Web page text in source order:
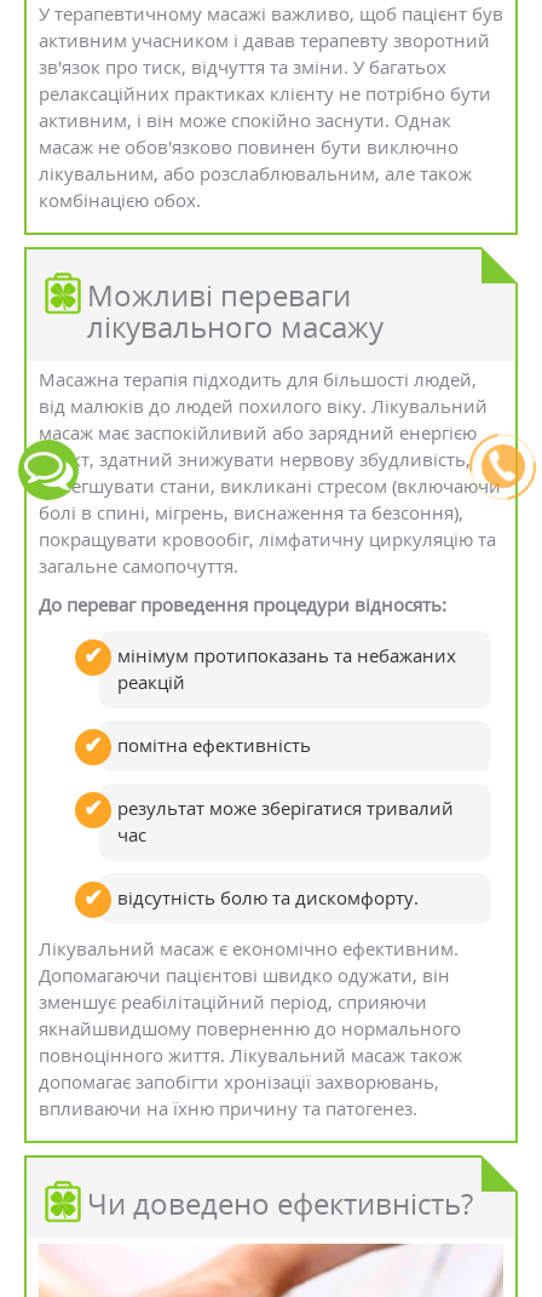
У терапевтичному масажі важливо, щоб пацієнт був
активним учасником і давав терапевту зворотний
зв'язок про тиск, відчуття та зміни. У багатьох
релаксаційних практиках клієнту не потрібно бути
активним, і він може спокійно заснути. Однак
масаж не обов'язково повинен бути виключно
лікувальним, або розслаблювальним, але також
комбінацією обох.
Можливі переваги
лікувального масажу
Масажна терапія підходить для більшості людей,
від малюків до людей похилого віку. Лікувальний
масаж має заспокійливий або зарядний енергією
ефект, здатний знижувати нервову збудливість,
полегшувати стани, викликані стресом (включаючи
болі в спині, мігрень, виснаження та безсоння),
покращувати кровообіг, лімфатичну циркуляцію та
загальне самопочуття.
До переваг проведення процедури відносять:
мінімум протипоказань та небажаних
реакцій
помітна ефективність
результат може зберігатися тривалий
час
відсутність болю та дискомфорту.
Лікувальний масаж є економічно ефективним.
Допомагаючи пацієнтові швидко одужати, він
зменшує реабілітаційний період, сприяючи
якнайшвидшому поверненню до нормального
повноцінного життя. Лікувальний масаж також
допомагає запобігти хронізації захворювань,
впливаючи на їхню причину та патогенез.
Чи доведено ефективність?